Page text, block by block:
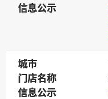
信息公示
信息公示
城市
城市
门店名称
门店名称
信息公示
信息公示